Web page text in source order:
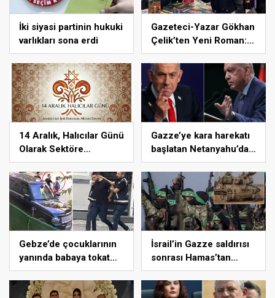
İki siyasi partinin hukuki
varlıkları sona erdi
Gazeteci-Yazar Gökhan
Çelik’ten Yeni Roman:
Hilal Birliği
14 Aralık, Halıcılar Günü
Olarak Sektöre
Kazandırılıyor
Gazze’ye kara harekatı
başlatan Netanyahu’dan
Erdoğan’a küstah sözler
Gebze’de çocuklarının
yanında babaya tokat
atan sürücü tutuklandı
İsrail’in Gazze saldırısı
sonrası Hamas’tan
açıklama geldi! ABD’yi
işaret ettiler